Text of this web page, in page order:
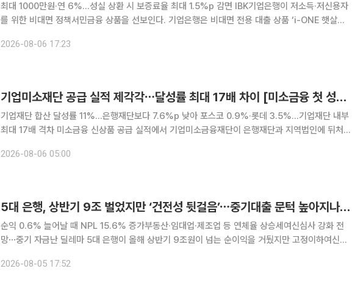
최대 1000만원·연 6%…성실 상환 시 보증료율 최대 1.5%p 감면 IBK기업은행이 저소득·저신용자
를 위한 비대면 정책서민금융 상품을 선보인다. 기업은행은 비대면 전용 대출 상품 ‘i-ONE 햇살론
‘IBK햇살론 특례보증’을 모바일에서도 이용할 수
2026-08-06 17:23
기업미소재단 공급 실적 제각각⋯달성률 최대 17배 차이 [미소금융 첫 성적표]
기업재단 합산 달성률 11%…은행재단보다 7.6%p 낮아 포스코 0.9%·롯데 3.5%…기업재단 내부
최대 17배 격차 미소금융 신상품 공급 실적에서 기업미소금융재단이 은행재단과 지역법인에 뒤처진
원이 공개한 ‘미소금융 신상품 공급현황’에 따르면 3월 31
2026-08-06 05:00
5대 은행, 상반기 9조 벌었지만 ‘건전성 뒷걸음’⋯중기대출 문턱 높아지나 [은행권 '10조 부실' 경고등]
순익 0.6% 늘어날 때 NPL 15.6% 증가부동산·임대업·제조업 등 연체율 상승세여신심사 강화 전
망⋯중기 자금난 딜레마 5대 은행이 올해 상반기 9조원이 넘는 순이익을 거뒀지만 고정이하여신
행권은 자금 공급과 부실 억제라는 과제를 동시에 안게 됐다. 하반기
2026-08-05 17:52